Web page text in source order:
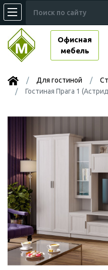
Офисная
мебель
Для гостиной
Гостиная Прага 1